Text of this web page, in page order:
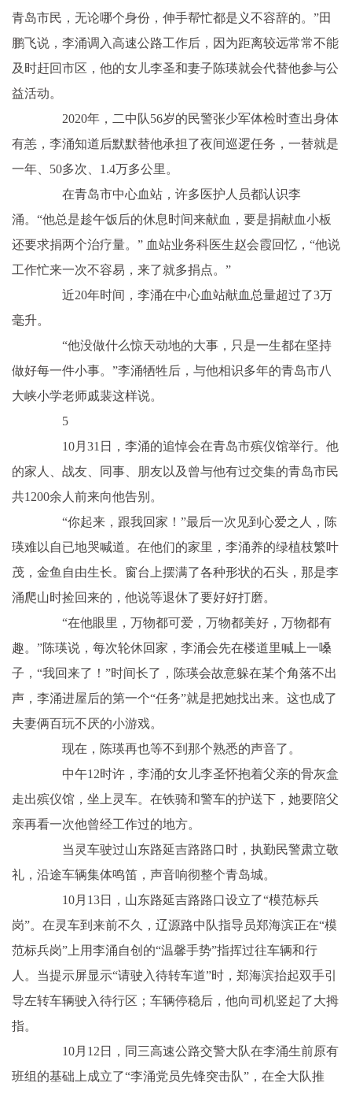
青岛市民，无论哪个身份，伸手帮忙都是义不容辞的。”田
鹏飞说，李涌调入高速公路工作后，因为距离较远常常不能
及时赶回市区，他的女儿李圣和妻子陈瑛就会代替他参与公
益活动。
2020年，二中队56岁的民警张少军体检时查出身体
有恙，李涌知道后默默替他承担了夜间巡逻任务，一替就是
一年、50多次、1.4万多公里。
在青岛市中心血站，许多医护人员都认识李
涌。“他总是趁午饭后的休息时间来献血，要是捐献血小板
还要求捐两个治疗量。” 血站业务科医生赵会霞回忆，“他说
工作忙来一次不容易，来了就多捐点。”
近20年时间，李涌在中心血站献血总量超过了3万
毫升。
“他没做什么惊天动地的大事，只是一生都在坚持
做好每一件小事。”李涌牺牲后，与他相识多年的青岛市八
大峡小学老师戚裴这样说。
5
10月31日，李涌的追悼会在青岛市殡仪馆举行。他
的家人、战友、同事、朋友以及曾与他有过交集的青岛市民
共1200余人前来向他告别。
“你起来，跟我回家！”最后一次见到心爱之人，陈
瑛难以自已地哭喊道。在他们的家里，李涌养的绿植枝繁叶
茂，金鱼自由生长。窗台上摆满了各种形状的石头，那是李
涌爬山时捡回来的，他说等退休了要好好打磨。
“在他眼里，万物都可爱，万物都美好，万物都有
趣。”陈瑛说，每次轮休回家，李涌会先在楼道里喊上一嗓
子，“我回来了！”时间长了，陈瑛会故意躲在某个角落不出
声，李涌进屋后的第一个“任务”就是把她找出来。这也成了
夫妻俩百玩不厌的小游戏。
现在，陈瑛再也等不到那个熟悉的声音了。
中午12时许，李涌的女儿李圣怀抱着父亲的骨灰盒
走出殡仪馆，坐上灵车。在铁骑和警车的护送下，她要陪父
亲再看一次他曾经工作过的地方。
当灵车驶过山东路延吉路路口时，执勤民警肃立敬
礼，沿途车辆集体鸣笛，声音响彻整个青岛城。
10月13日，山东路延吉路路口设立了“模范标兵
岗”。在灵车到来前不久，辽源路中队指导员郑海滨正在“模
范标兵岗”上用李涌自创的“温馨手势”指挥过往车辆和行
人。当提示屏显示“请驶入待转车道”时，郑海滨抬起双手引
导左转车辆驶入待行区；车辆停稳后，他向司机竖起了大拇
指。
10月12日，同三高速公路交警大队在李涌生前原有
班组的基础上成立了“李涌党员先锋突击队”，在全大队推